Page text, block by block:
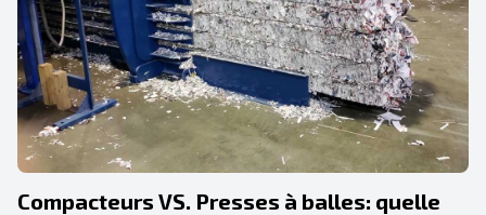
Compacteurs VS. Presses à balles: quelle